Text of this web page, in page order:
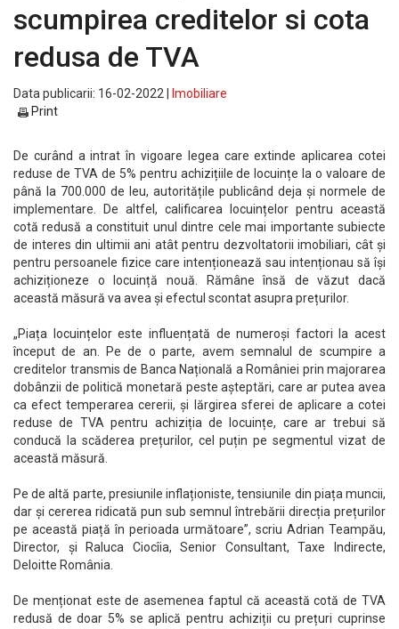
scumpirea creditelor si cota
redusa de TVA
Data publicarii: 16-02-2022 |
Imobiliare
Print
De curând a intrat în vigoare legea care extinde aplicarea cotei
reduse de TVA de 5% pentru achizițiile de locuințe la o valoare de
până la 700.000 de leu, autoritățile publicând deja și normele de
implementare. De altfel, calificarea locuințelor pentru această
cotă redusă a constituit unul dintre cele mai importante subiecte
de interes din ultimii ani atât pentru dezvoltatorii imobiliari, cât și
pentru persoanele fizice care intenționează sau intenționau să își
achiziționeze o locuință nouă. Rămâne însă de văzut dacă
această măsură va avea și efectul scontat asupra prețurilor.
„Piața locuințelor este influențată de numeroși factori la acest
început de an. Pe de o parte, avem semnalul de scumpire a
creditelor transmis de Banca Națională a României prin majorarea
dobânzii de politică monetară peste așteptări, care ar putea avea
ca efect temperarea cererii, și lărgirea sferei de aplicare a cotei
reduse de TVA pentru achiziția de locuințe, care ar trebui să
conducă la scăderea prețurilor, cel puțin pe segmentul vizat de
această măsură.
Pe de altă parte, presiunile inflaționiste, tensiunile din piața muncii,
dar și cererea ridicată pun sub semnul întrebării direcția prețurilor
pe această piață în perioada următoare”, scriu Adrian Teampău,
Director, și Raluca Ciocîia, Senior Consultant, Taxe Indirecte,
Deloitte România.
De menționat este de asemenea faptul că această cotă de TVA
redusă de doar 5% se aplică pentru achiziții cu prețuri cuprinse